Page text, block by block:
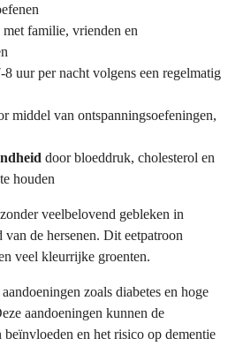
met familie, vrienden en
8 uur per nacht volgens een regelmatig
middel van ontspanningsoefeningen,
door bloeddruk, cholesterol en
houden
veelbelovend gebleken in
de hersenen. Dit eetpatroon
veel kleurrijke groenten.
zoals diabetes en hoge
aandoeningen kunnen de
beïnvloeden en het risico op dementie